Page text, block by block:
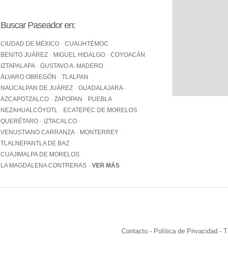
Buscar Paseador en:
CIUDAD DE MÉXICO
CUAUHTÉMOC
BENITO JUÁREZ
MIGUEL HIDALGO
COYOACÁN
IZTAPALAPA
GUSTAVO A. MADERO
ÁLVARO OBREGÓN
TLALPAN
NAUCALPAN DE JUÁREZ
GUADALAJARA
AZCAPOTZALCO
ZAPOPAN
PUEBLA
NEZAHUALCÓYOTL
ECATEPEC DE MORELOS
QUERÉTARO
IZTACALCO
VENUSTIANO CARRANZA
MONTERREY
TLALNEPANTLA DE BAZ
CUAJIMALPA DE MORELOS
LA MAGDALENA CONTRERAS
VER MÁS
Contacto - Política de Privacidad -